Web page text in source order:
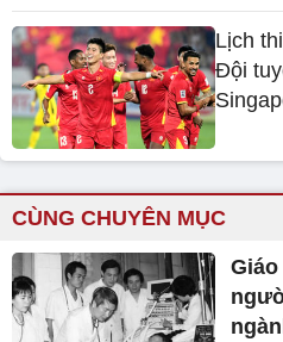
Lịch
Đội
CÙNG CHUYÊN MỤC